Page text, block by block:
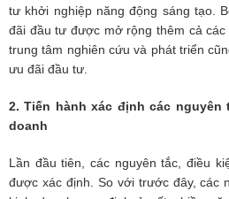
tư khởi nghiệp năng động sáng tạo.
đãi đầu tư được mở rộng thêm cả các
trung tâm nghiên cứu và phát triển
ưu đãi đầu tư.
2. Tiến hành xác định các
doanh
Lần đầu tiên, các nguyên tắc, điều
được xác định. So với trước đây, các